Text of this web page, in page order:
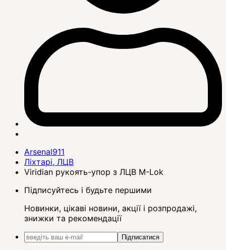
Arsenal911
Ліхтарі, ЛЦВ
Viridian рукоять-упор з ЛЦВ M-Lok
Підписуйтесь і будьте першими
Новинки, цікаві новини, акції і розпродажі,
знижки та рекомендації
Підписатися